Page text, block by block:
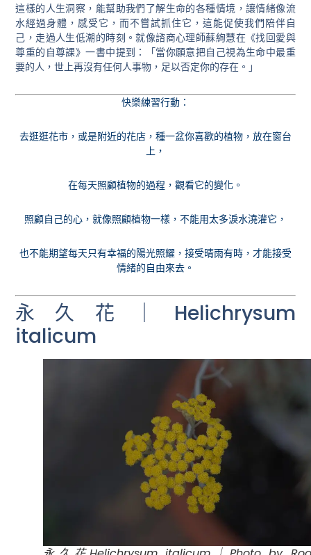
這樣的人生洞察，能幫助我們了解生命的各種情境，讓情緒像流
水經過身體，感受它，而不嘗試抓住它，這能促使我們陪伴自
己，走過人生低潮的時刻。就像諮商心理師蘇絢慧在《找回愛與
尊重的自尊課》一書中提到：「當你願意把自己視為生命中最重
要的人，世上再沒有任何人事物，足以否定你的存在。」
快樂練習行動：
去逛逛花市，或是附近的花店，種一盆你喜歡的植物，放在窗台
上，
在每天照顧植物的過程，觀看它的變化。
照顧自己的心，就像照顧植物一樣，不能用太多淚水澆灌它，
也不能期望每天只有幸福的陽光照耀，接受晴雨有時，才能接受
情緒的自由來去。
永久花｜Helichrysum
italicum